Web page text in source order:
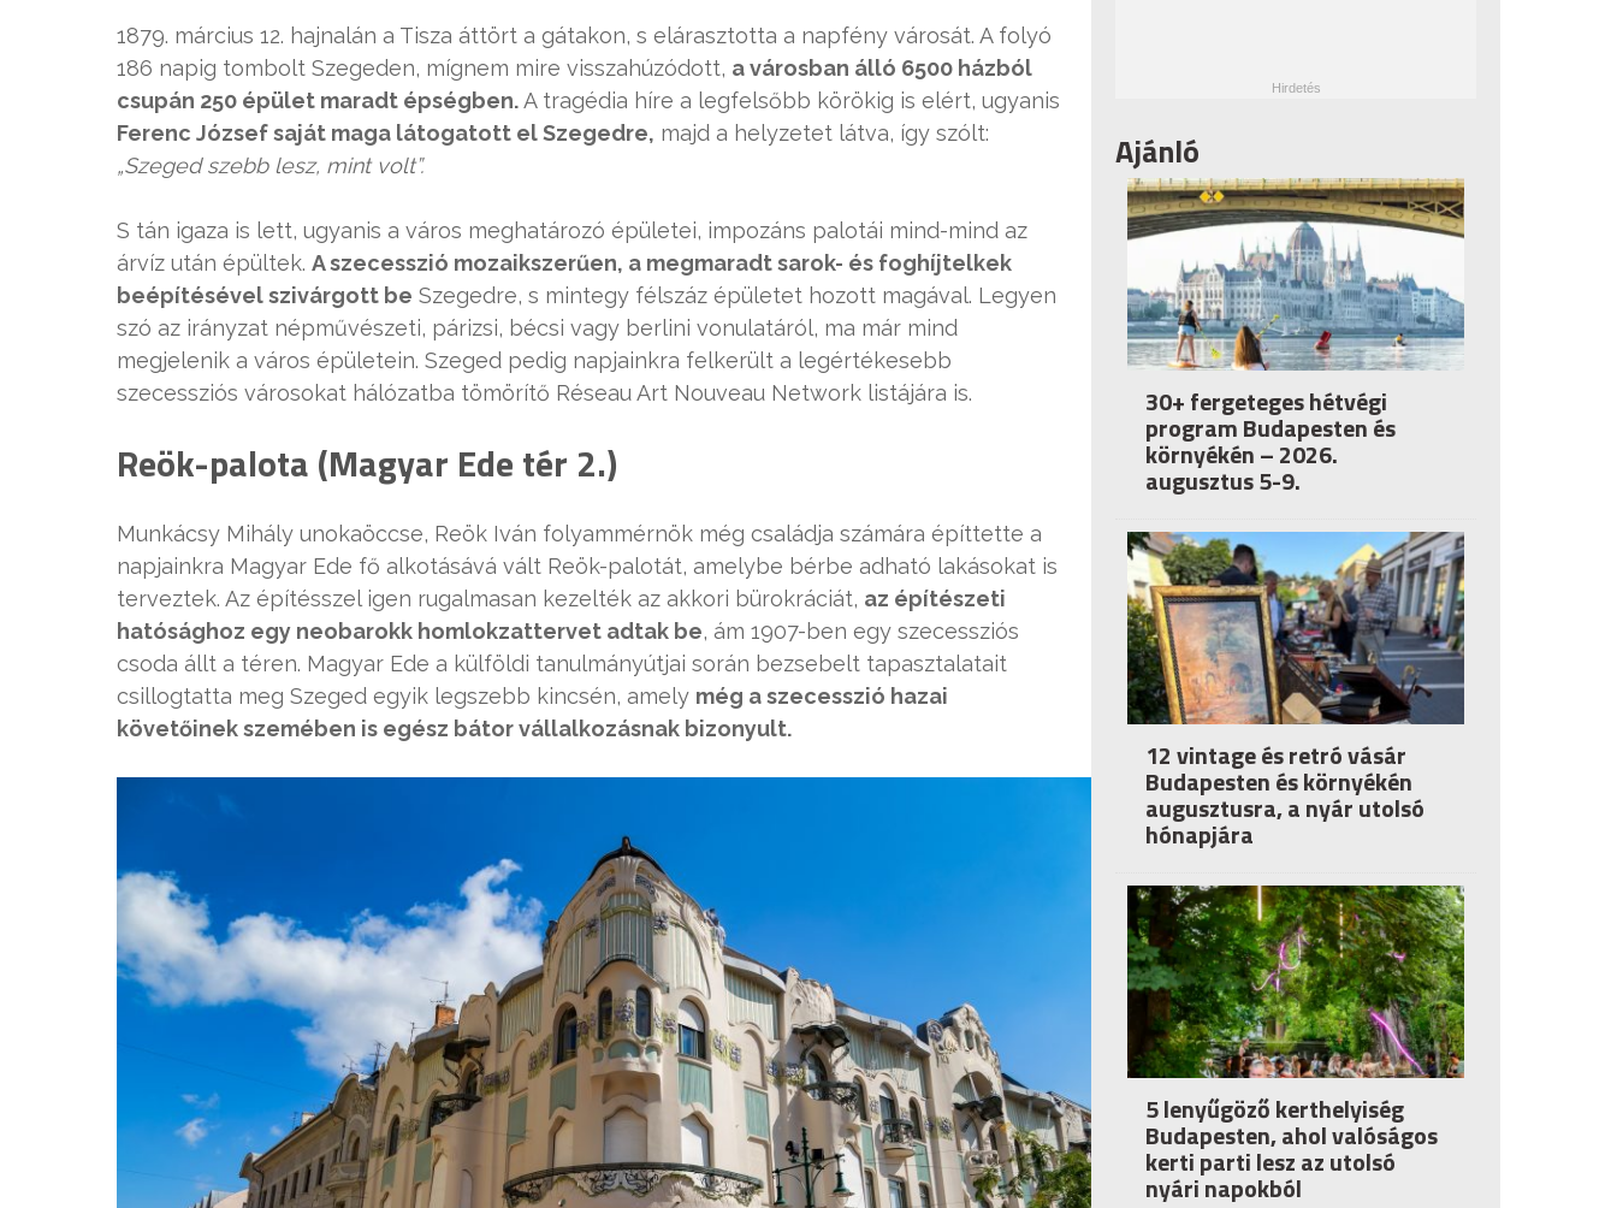
1879. március 12. hajnalán a Tisza áttört a gátakon, s elárasztotta a napfény városát. A folyó
186 napig tombolt Szegeden, mígnem mire visszahúzódott, a városban álló 6500 házból
csupán 250 épület maradt épségben.A tragédia híre a legfelsőbb körökig is elért, ugyanis
Ferenc József saját maga látogatott el Szegedre, majd a helyzetet látva, így szólt:
„Szeged szebb lesz, mint volt”.
S tán igaza is lett, ugyanis a város meghatározó épületei, impozáns palotái mind-mind az
árvíz után épültek. A szecesszió mozaikszerűen, a megmaradt sarok- és foghíjtelkek
beépítésével szivárgott be Szegedre, s mintegy félszáz épületet hozott magával. Legyen
szó az irányzat népművészeti, párizsi, bécsi vagy berlini vonulatáról, ma már mind
megjelenik a város épületein. Szeged pedig napjainkra felkerült a legértékesebb
szecessziós városokat hálózatba tömörítő Réseau Art Nouveau Network listájára is.
Reök-palota (Magyar Ede tér 2.)
Munkácsy Mihály unokaöccse, Reök Iván folyammérnök még családja számára építtette a
napjainkra Magyar Ede fő alkotásává vált Reök-palotát, amelybe bérbe adható lakásokat is
terveztek. Az építésszel igen rugalmasan kezelték az akkori bürokráciát, az építészeti
hatósághoz egy neobarokk homlokzattervet adtak be, ám 1907-ben egy szecessziós
csoda állt a téren. Magyar Ede a külföldi tanulmányútjai során bezsebelt tapasztalatait
csillogtatta meg Szeged egyik legszebb kincsén, amely még a szecesszió hazai
követőinek szemében is egész bátor vállalkozásnak bizonyult.
Ajánló
30+ fergeteges hétvégi
program Budapesten és
környékén – 2026.
augusztus 5-9.
12 vintage és retró vásár
Budapesten és környékén
augusztusra, a nyár utolsó
hónapjára
5 lenyűgöző kerthelyiség
Budapesten, ahol valóságos
kerti parti lesz az utolsó
nyári napokból